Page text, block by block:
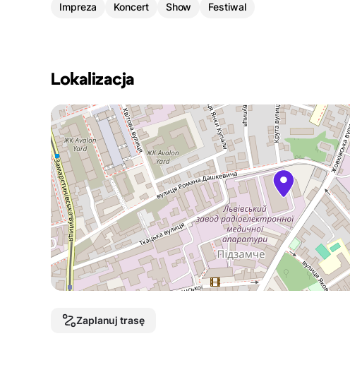
Impreza Koncert Show Festiwal
Lokalizacja
Zaplanuj trasę